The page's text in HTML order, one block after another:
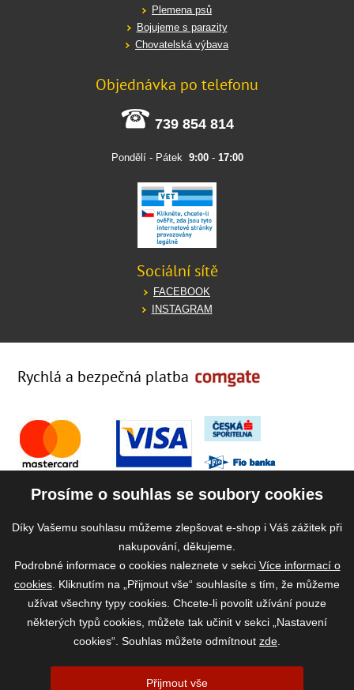
Plemena psů
Bojujeme s parazity
Chovatelská výbava
Objednávka po telefonu
739 854 814
Pondělí - Pátek 9:00- 17:00
Sociální sítě
FACEBOOK
INSTAGRAM
Rychlá a bezpečná platba
2026 ©www.vase-krmivo.cz- Tomáš Kroupa e-shop, Kanice 307, 664 01
Brno-venkov, IČ: 75785439
Prosíme o souhlas se soubory cookies
Díky Vašemu souhlasu můžeme zlepšovat e-shop i Váš zážitek při
nakupování, děkujeme.
Podrobné informace o cookies naleznete v sekci Více informací o
cookies . Kliknutím na „Přijmout vše“ souhlasíte s tím, že můžeme
užívat všechny typy cookies. Chcete-li povolit užívání pouze
některých typů cookies, můžete tak učinit v sekci „Nastavení
cookies“. Souhlas můžete odmítnout zde
Přijmout vše